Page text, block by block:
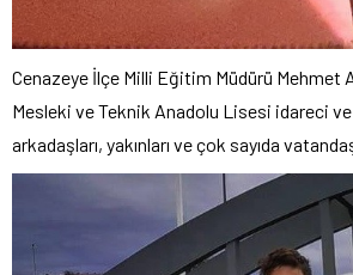
Cenazeye İlçe Milli Eğitim Müdürü Mehmet
Mesleki ve Teknik Anadolu Lisesi idareci
arkadaşları, yakınları ve çok sayıda